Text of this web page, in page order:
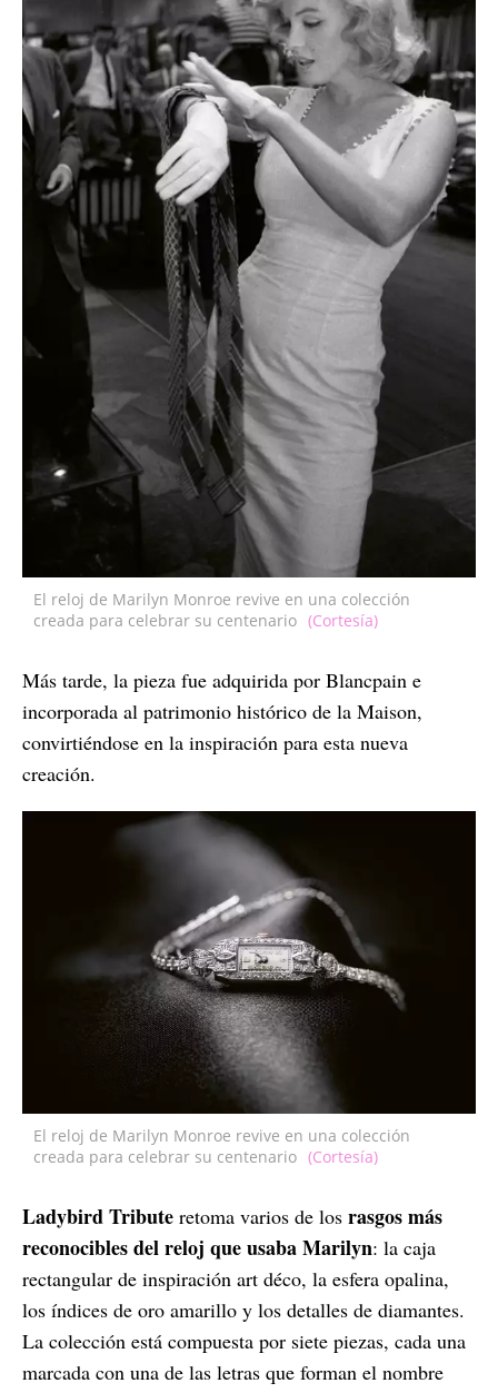
El reloj de Marilyn Monroe revive en una colección
creada para celebrar su centenario (Cortesía)
Más tarde, la pieza fue adquirida por Blancpain e
incorporada al patrimonio histórico de la Maison,
convirtiéndose en la inspiración para esta nueva
creación.
El reloj de Marilyn Monroe revive en una colección
creada para celebrar su centenario (Cortesía)
Ladybird Tribute retoma varios de los rasgos más
reconocibles del reloj que usaba Marilyn: la caja
rectangular de inspiración art déco, la esfera opalina,
los índices de oro amarillo y los detalles de diamantes.
La colección está compuesta por siete piezas, cada una
marcada con una de las letras que forman el nombre